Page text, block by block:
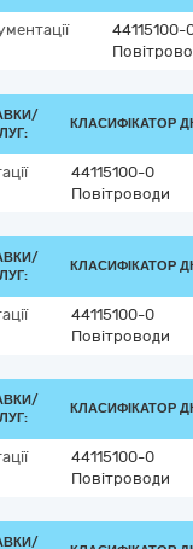
44115100-
КЛАСИФІКАТОР
44115100-0
Повітроводи
КЛАСИФІКАТОР
44115100-0
Повітроводи
КЛАСИФІКАТОР
44115100-0
Повітроводи